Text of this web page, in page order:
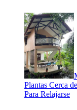
Plantas Cerca
Para Relajarse